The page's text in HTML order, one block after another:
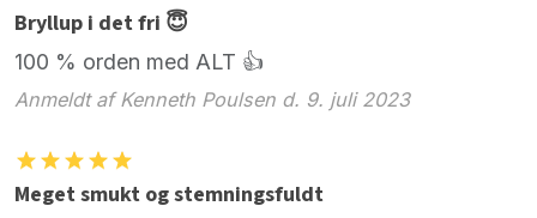
Bryllup i det fri 😇
100 % orden med ALT 👍
Anmeldt af Kenneth Poulsen d. 9. juli 2023
Meget smukt og stemningsfuldt